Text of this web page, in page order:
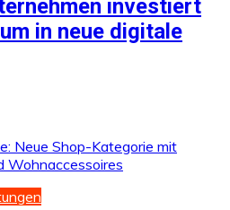
investiert
in neue digitale